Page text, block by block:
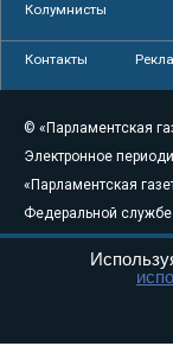
Колумнисты
Контакты
© «Парламентская
Электронное
«Парламентская
Федеральной
связи,
массовых
Свидетельство о